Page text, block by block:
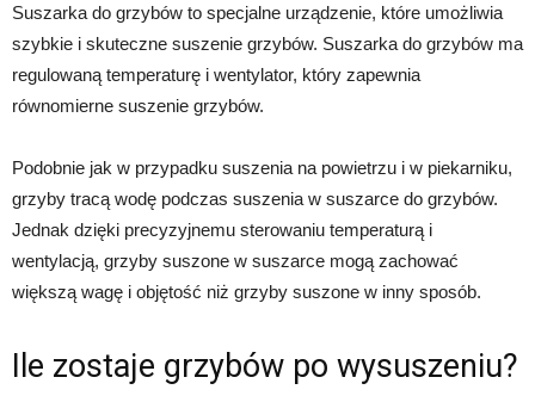
Suszarka do grzybów to specjalne urządzenie, które umożliwia
szybkie i skuteczne suszenie grzybów. Suszarka do grzybów ma
regulowaną temperaturę i wentylator, który zapewnia
równomierne suszenie grzybów.
Podobnie jak w przypadku suszenia na powietrzu i w piekarniku,
grzyby tracą wodę podczas suszenia w suszarce do grzybów.
Jednak dzięki precyzyjnemu sterowaniu temperaturą i
wentylacją, grzyby suszone w suszarce mogą zachować
większą wagę i objętość niż grzyby suszone w inny sposób.
Ile zostaje grzybów po wysuszeniu?